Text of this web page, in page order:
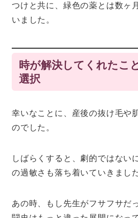
つけと共に、緑色の薬とは数ヶ
いました。
時が解決してくれたこ
選択
幸いなことに、産後の抜け毛や
のでした。
しばらくすると、劇的ではない
の過敏さも落ち着いていきました
あの時、もし先生がフサフサだ